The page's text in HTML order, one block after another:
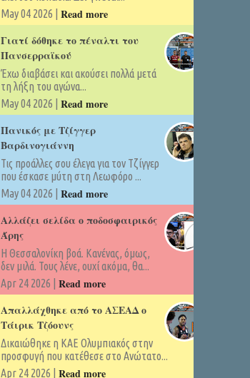
May 04 2026 | Read more
Γιατί δόθηκε το πέναλτι του
Πανσερραϊκού
Έχω διαβάσει και ακούσει πολλά μετά
τη λήξη του αγώνα...
May 04 2026 | Read more
Πανικός με Τζίγγερ
Βαρδινογιάννη
Τις προάλλες σου έλεγα για τον Τζίγγερ
που έσκασε μύτη στη Λεωφόρο ...
May 04 2026 | Read more
Αλλάζει σελίδα ο ποδοσφαιρικός
Άρης
Η Θεσσαλονίκη βοά. Κανένας, όμως,
δεν μιλά. Τους λένε, ουχί ακόμα, θα...
Apr 24 2026 | Read more
Απαλλάχθηκε από το ΑΣΕΑΔ ο
Τάιρικ Τζόουνς
Δικαιώθηκε η ΚΑΕ Ολυμπιακός στην
προσφυγή που κατέθεσε στο Ανώτατο...
Apr 24 2026 | Read more